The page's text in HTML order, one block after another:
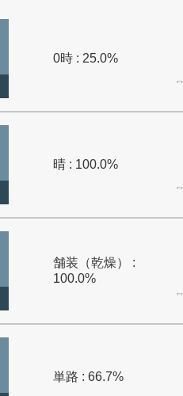
0時 : 25.0%
晴 : 100.0%
舗装（乾燥） :
100.0%
単路 : 66.7%